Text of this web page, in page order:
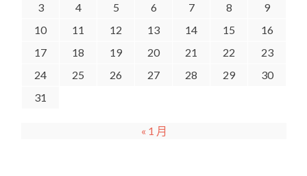
3
4 5 6 7 8
9
10
11 12 13 14 15
16
17
18 19 20 21 22
23
24
25 26 27 28 29
30
31
« 1 月